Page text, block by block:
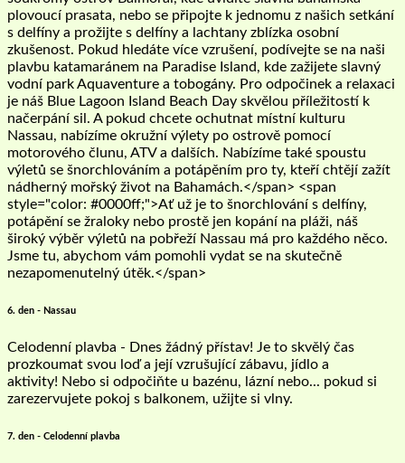
plovoucí prasata, nebo se připojte k jednomu z našich setkání
s delfíny a prožijte s delfíny a lachtany zblízka osobní
zkušenost. Pokud hledáte více vzrušení, podívejte se na naši
plavbu katamaránem na Paradise Island, kde zažijete slavný
vodní park Aquaventure a tobogány. Pro odpočinek a relaxaci
je náš Blue Lagoon Island Beach Day skvělou příležitostí k
načerpání sil. A pokud chcete ochutnat místní kulturu
Nassau, nabízíme okružní výlety po ostrově pomocí
motorového člunu, ATV a dalších. Nabízíme také spoustu
výletů se šnorchlováním a potápěním pro ty, kteří chtějí zažít
nádherný mořský život na Bahamách.</span> <span
style="color: #0000ff;">Ať už je to šnorchlování s delfíny,
potápění se žraloky nebo prostě jen kopání na pláži, náš
široký výběr výletů na pobřeží Nassau má pro každého něco.
Jsme tu, abychom vám pomohli vydat se na skutečně
nezapomenutelný útěk.</span>
6. den - Nassau
Celodenní plavba - Dnes žádný přístav! Je to skvělý čas
prozkoumat svou loď a její vzrušující zábavu, jídlo a
aktivity! Nebo si odpočiňte u bazénu, lázní nebo... pokud si
zarezervujete pokoj s balkonem, užijte si vlny.
7. den - Celodenní plavba